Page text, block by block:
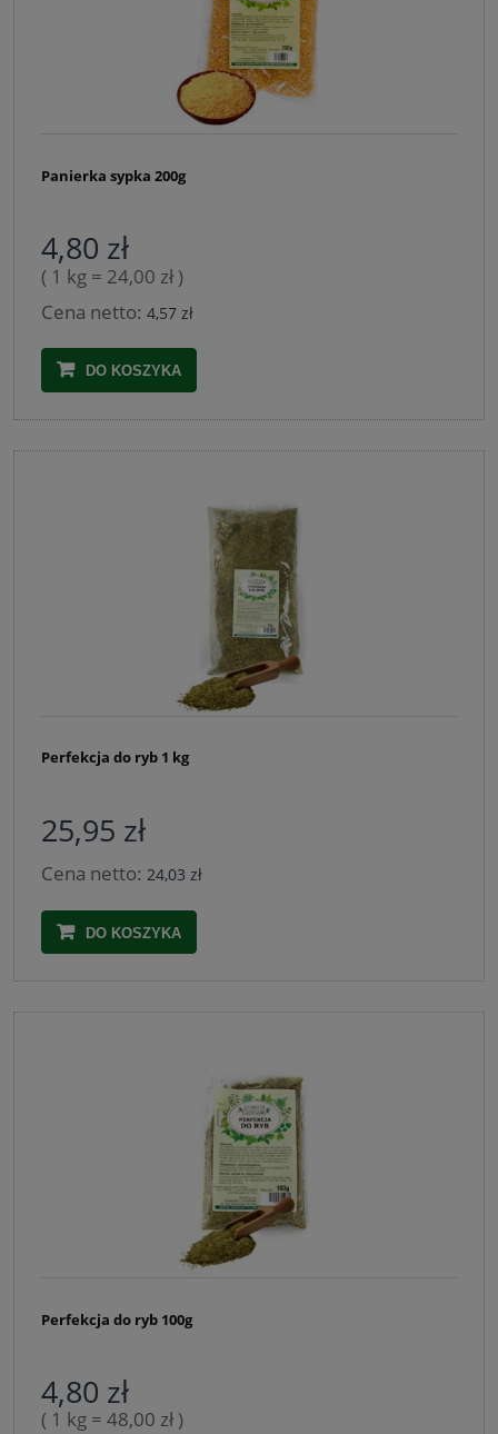
Panierka sypka 200g
4,80 zł
( 1 kg = 24,00 zł )
Cena netto: 4,57 zł
DO KOSZYKA
Perfekcja do ryb 1 kg
25,95 zł
Cena netto: 24,03 zł
DO KOSZYKA
Perfekcja do ryb 100g
4,80 zł
( 1 kg = 48,00 zł )